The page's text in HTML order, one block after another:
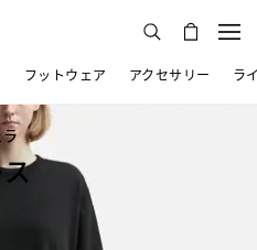
フットウェア アクセサリー ラ